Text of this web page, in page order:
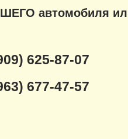
автомобиля
625-87-07
677-47-57